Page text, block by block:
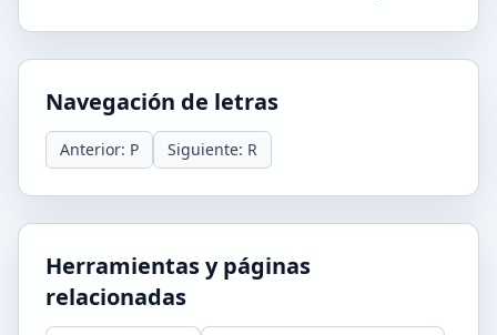
Navegación de letras
Anterior: P Siguiente: R
Herramientas y páginas
relacionadas